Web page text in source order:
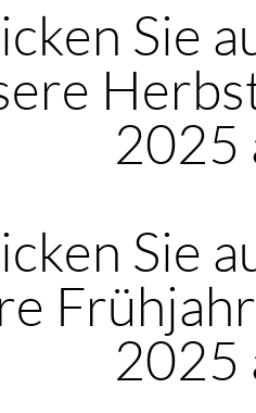
Sie
2025
Sie
2025